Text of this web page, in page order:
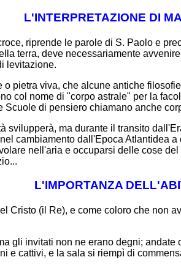
L'INTERPRETAZIONE DI
riprende le parole di S. Paolo e
terra, deve necessariamente
levitazione.
pietra viva, che alcune antiche
col nome di "corpo astrale" per la
di pensiero chiamano anche
svilupperà, ma durante il transito
cambiamento dall'Epoca Atlantidea
nell'aria e occuparsi delle cose
L'IMPORTANZA
Cristo (il Re), e come coloro che non
gli invitati non ne erano degni;
e cattivi, e la sala si riempì di